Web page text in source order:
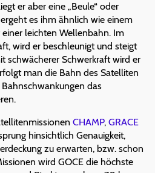
er aber eine „Beule“ oder
es ihm ähnlich wie einem
leichten Wellenbahn. Im
wird er beschleunigt und steigt
schwächerer Schwerkraft wird er
man die Bahn des Satelliten
das
CHAMP, GRACE
hinsichtlich Genauigkeit,
zu erwarten, bzw. schon
wird GOCE die höchste